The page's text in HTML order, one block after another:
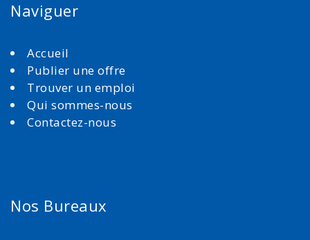
Naviguer
Accueil
Publier une offre
Trouver un emploi
Qui sommes-nous
Contactez-nous
Nos Bureaux